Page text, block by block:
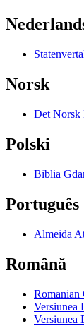
Norsk
Det Norsk
Polski
Biblia
Português
Almeida
Română
Versiunea
Versiunea